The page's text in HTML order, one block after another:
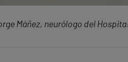
Máñez, neurólogo del